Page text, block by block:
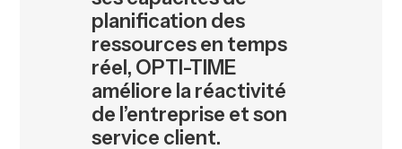
planification des
ressources en temps
réel, OPTI-TIME
améliore la réactivité
de l’entreprise et son
service client.